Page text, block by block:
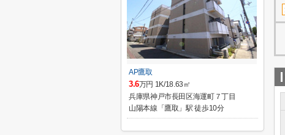
AP鷹取
3.6万円 1K/18.63㎡
兵庫県神戸市長田区海運町７丁目
山陽本線「鷹取」駅 徒歩10分